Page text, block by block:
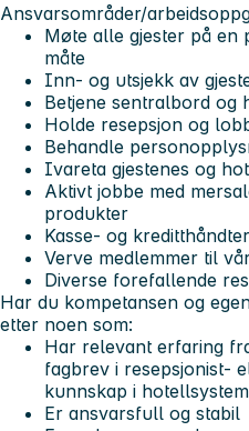
Ansvarsområder/
Møte alle gjester på en
måte
Inn- og utsjekk av
Betjene sentralbord og
Holde resepsjon og
Behandle
Ivareta gjestenes og
Aktivt jobbe med
produkter
Kasse- og
Verve medlemmer til
Diverse forefallende
Har du kompetansen og
etter noen som:
Har relevant erfaring
fagbrev i resepsjonist-
kunnskap i
Er ansvarsfull og stabil